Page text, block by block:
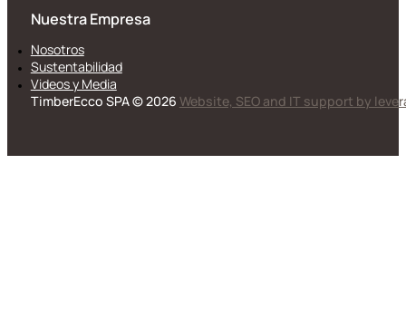
Nuestra Empresa
Nosotros
Sustentabilidad
Videos y Media
TimberEcco SPA © 2026 Website, SEO and IT support by